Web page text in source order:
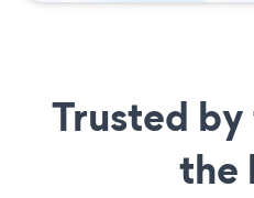
Trusted
the